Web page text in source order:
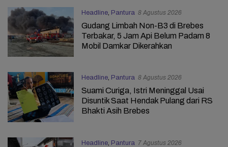
Headline, Pantura 8 Agustus 2026
Gudang Limbah Non-B3 di Brebes
Terbakar, 5 Jam Api Belum Padam 8
Mobil Damkar Dikerahkan
Headline, Pantura 8 Agustus 2026
Suami Curiga, Istri Meninggal Usai
Disuntik Saat Hendak Pulang dari RS
Bhakti Asih Brebes
Headline, Pantura 7 Agustus 2026